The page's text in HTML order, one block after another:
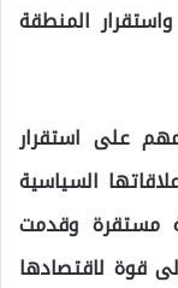
المنطقة
على استقرار
السياسية
مستقرة وقدمت
قوة لاقتصادها